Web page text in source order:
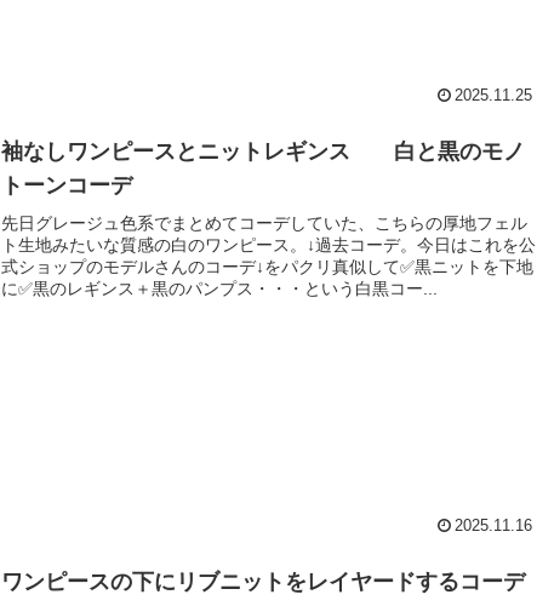
2025.11.25
袖なしワンピースとニットレギンス 白と黒のモノ
トーンコーデ
先日グレージュ色系でまとめてコーデしていた、こちらの厚地フェル
ト生地みたいな質感の白のワンピース。↓過去コーデ。今日はこれを公
式ショップのモデルさんのコーデ↓をパクリ真似して✅黒ニットを下地
に✅黒のレギンス＋黒のパンプス・・・という白黒コー...
2025.11.16
ワンピースの下にリブニットをレイヤードするコーデ